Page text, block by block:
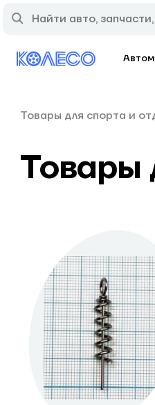
Товары для спорта и
Товары